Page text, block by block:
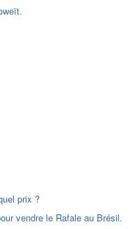
prix ?
vendre le Rafale au Brésil.